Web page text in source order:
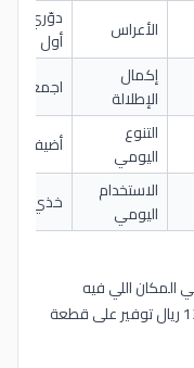
الأعراس
دوّري
أول
إكمال
الإطلالة
اجمعي 3 ألوان مختلفة
التنوع
اليومي
أضيفيها
الاستخدام
اليومي
خذي
المكان اللي فيه
الكود (HR55) يسوي فرق واضح — 70-120 ريال توفير على قطعة